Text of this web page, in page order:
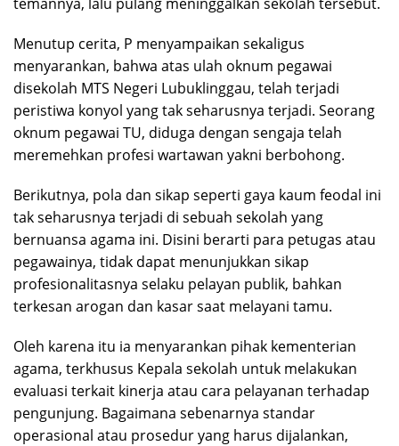
Menutup cerita, P menyampaikan sekaligus
menyarankan, bahwa atas ulah oknum pegawai
disekolah MTS Negeri Lubuklinggau, telah terjadi
peristiwa konyol yang tak seharusnya terjadi. Seorang
oknum pegawai TU, diduga dengan sengaja telah
meremehkan profesi wartawan yakni berbohong.
Berikutnya, pola dan sikap seperti gaya kaum feodal ini
tak seharusnya terjadi di sebuah sekolah yang
bernuansa agama ini. Disini berarti para petugas atau
pegawainya, tidak dapat menunjukkan sikap
profesionalitasnya selaku pelayan publik, bahkan
terkesan arogan dan kasar saat melayani tamu.
Oleh karena itu ia menyarankan pihak kementerian
agama, terkhusus Kepala sekolah untuk melakukan
evaluasi terkait kinerja atau cara pelayanan terhadap
pengunjung. Bagaimana sebenarnya standar
operasional atau prosedur yang harus dijalankan,